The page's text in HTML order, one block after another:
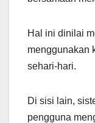
Hal ini dinilai
menggunakan
sehari-hari.
Di sisi lain,
pengguna